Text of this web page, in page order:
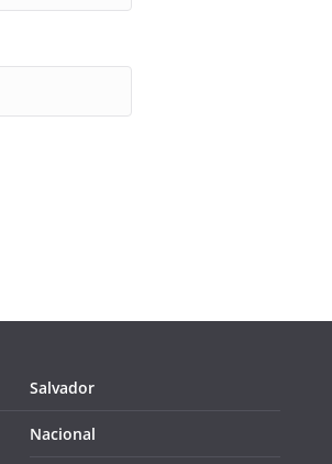
Salvador
Nacional